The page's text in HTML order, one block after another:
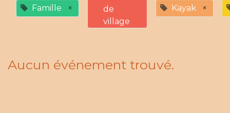
Famille ×
de
village
Kayak
×
Aucun événement trouvé.